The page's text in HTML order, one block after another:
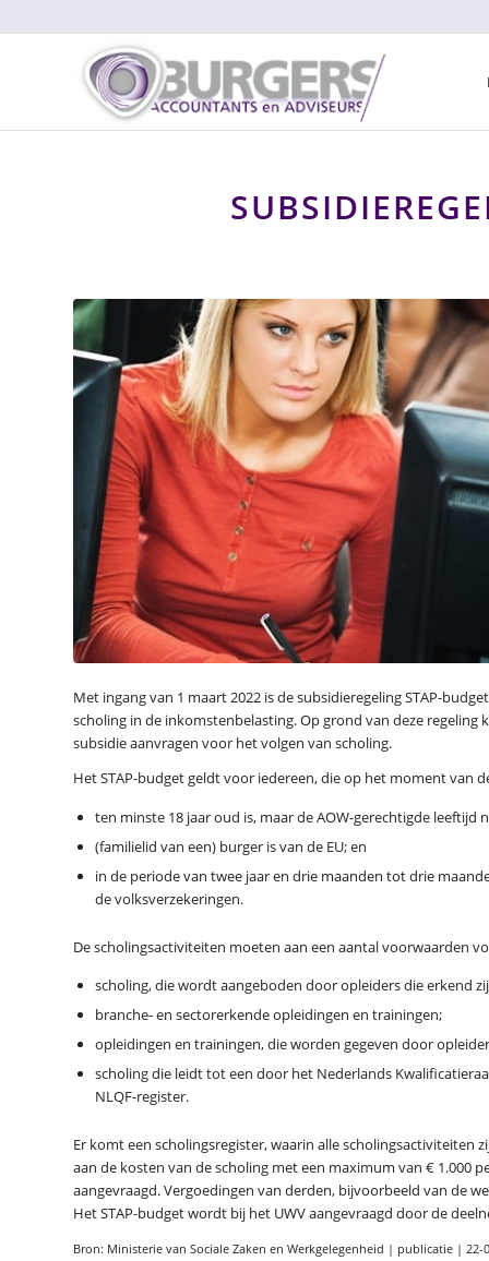
Met ingang van 1 maart 2022 is de subsidieregeling STAP-
scholing in de inkomstenbelasting. Op grond van deze
subsidie aanvragen voor het volgen van scholing.
Het STAP-budget geldt voor iedereen, die op het moment van
ten minste 18 jaar oud is, maar de AOW-gerechtigde leeftijd
(familielid van een) burger is van de EU; en
in de periode van twee jaar en drie maanden tot drie
de volksverzekeringen.
De scholingsactiviteiten moeten aan een aantal voorwaarden
scholing, die wordt aangeboden door opleiders die erkend
branche- en sectorerkende opleidingen en trainingen;
opleidingen en trainingen, die worden gegeven door
scholing die leidt tot een door het Nederlands
NLQF-register.
Er komt een scholingsregister, waarin alle scholingsactiviteiten
aan de kosten van de scholing met een maximum van € 1.000
aangevraagd. Vergoedingen van derden, bijvoorbeeld van de
Het STAP-budget wordt bij het UWV aangevraagd door de
Bron: Ministerie van Sociale Zaken en Werkgelegenheid | publicatie | 22-